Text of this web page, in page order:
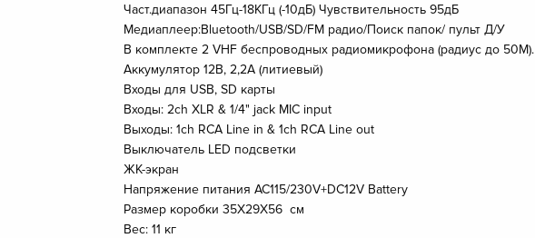
Част.диапазон 45Гц-18КГц (-10дБ) Чувствительность 95дБ
Медиаплеер:Bluetooth/USB/SD/FM радио/Поиск папок/ пульт Д/У
В комплекте 2 VHF беспроводных радиомикрофона (радиус до 50М).
Аккумулятор 12В, 2,2А (литиевый)
Входы для USB, SD карты
Входы: 2ch XLR & 1/4" jack MIC input
Выходы: 1ch RCA Line in & 1ch RCA Line out
Выключатель LED подсветки
ЖК-экран
Напряжение питания AC115/230V+DC12V Battery
Размер коробки 35X29X56 см
Вес: 11 кг